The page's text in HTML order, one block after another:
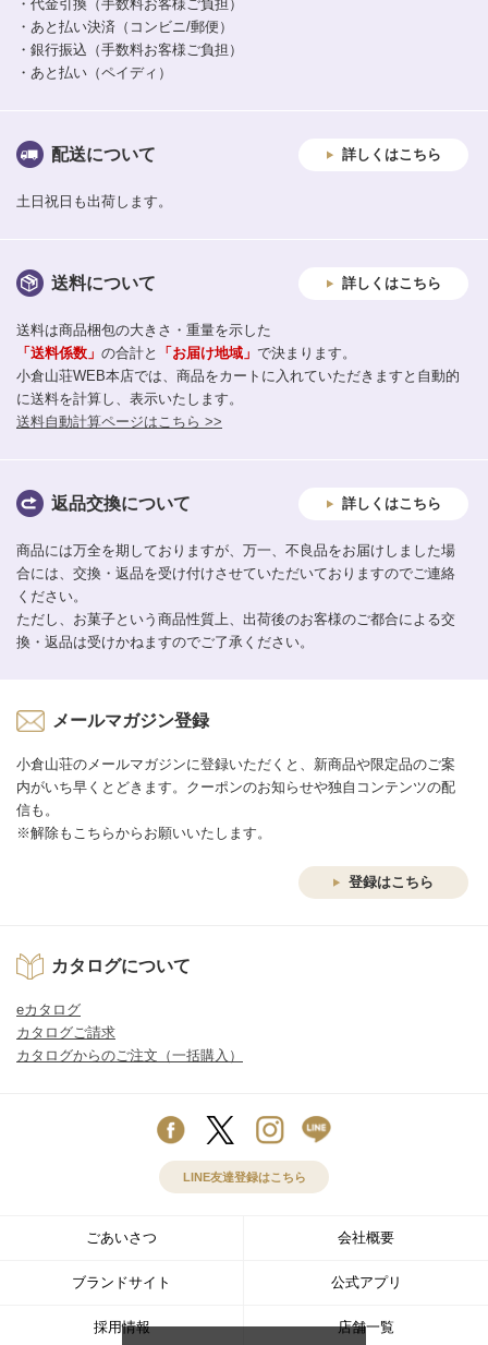
・代金引換（手数料お客様ご負担）
・あと払い決済（コンビニ/郵便）
・銀行振込（手数料お客様ご負担）
・あと払い（ペイディ）
配送について 詳しくはこちら
土日祝日も出荷します。
送料について 詳しくはこちら
送料は商品梱包の大きさ・重量を示した
「送料係数」 の合計と 「お届け地域」 で決まります。
小倉山荘WEB本店では、商品をカートに入れていただきますと自動的
に送料を計算し、表示いたします。
送料自動計算ページはこちら >>
返品交換について 詳しくはこちら
商品には万全を期しておりますが、万一、不良品をお届けしました場
合には、交換・返品を受け付けさせていただいておりますのでご連絡
ください。
ただし、お菓子という商品性質上、出荷後のお客様のご都合による交
換・返品は受けかねますのでご了承ください。
メールマガジン登録
小倉山荘のメールマガジンに登録いただくと、新商品や限定品のご案
内がいち早くとどきます。クーポンのお知らせや独自コンテンツの配
信も。
※解除もこちらからお願いいたします。
登録はこちら
カタログについて
eカタログ
カタログご請求
カタログからのご注文（一括購入）
LINE友達登録はこちら
ごあいさつ 会社概要
ブランドサイト 公式アプリ
採用情報 店舗一覧